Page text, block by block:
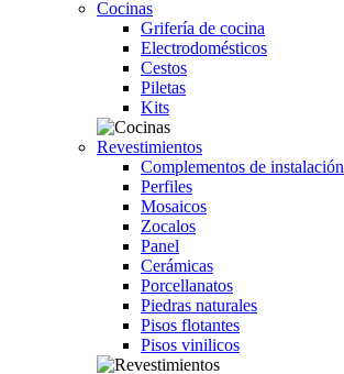
Cocinas
Grifería de cocina
Electrodomésticos
Cestos
Piletas
Kits
Revestimientos
Complementos de instalación
Perfiles
Mosaicos
Zocalos
Panel
Cerámicas
Porcellanatos
Piedras naturales
Pisos flotantes
Pisos vinilicos